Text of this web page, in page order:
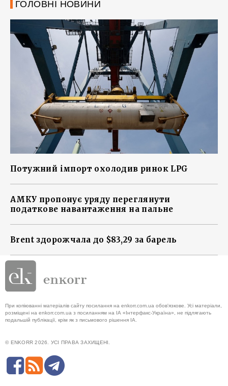
ГОЛОВНІ НОВИНИ
Потужний імпорт охолодив ринок LPG
АМКУ пропонує уряду переглянути
податкове навантаження на пальне
Brent здорожчала до $83,29 за барель
При копіюванні матеріалів сайту посилання на enkorr.com.ua обов'язкове. Усі матеріали,
розміщені на enkorr.com.ua з посиланням на ІА «Інтерфакс-Україна», не підлягають
подальшій публікації, крім як з письмового рішення ІА.
© ENKORR 2026. УСІ ПРАВА ЗАХИЩЕНІ.